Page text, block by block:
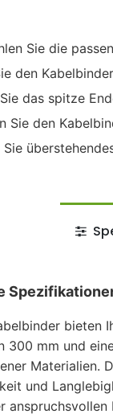
Sie die
den
das spitze
Sie den
Sie
bieten
300 mm und
Materialien.
und
anspruchsvollen